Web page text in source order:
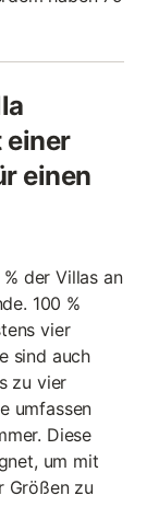
einer
einen
der Villas an
100 %
vier
sind auch
zu vier
umfassen
Diese
um mit
Größen zu